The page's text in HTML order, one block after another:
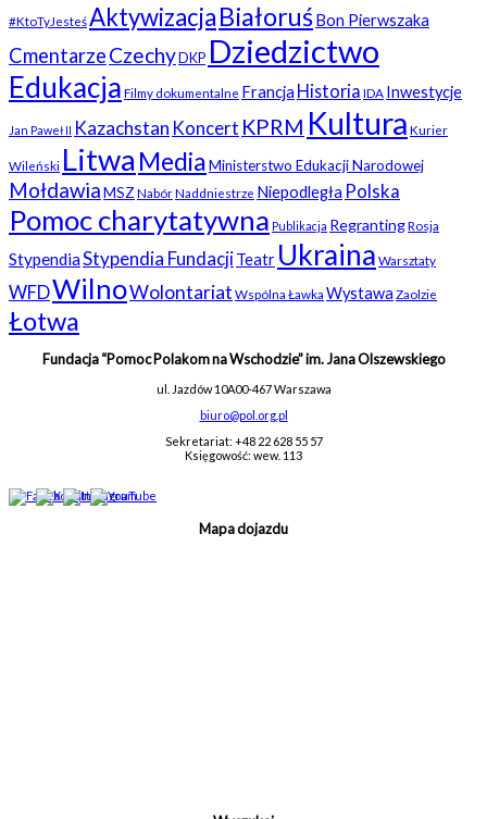
#KtoTyJesteśAktywizacjaBiałoruśBon Pierwszaka
CmentarzeCzechy DKP Dziedzictwo
Edukacja Filmy dokumentalne Francja Historia IDA Inwestycje
Jan Paweł II Kazachstan Koncert KPRM Kultura Kurier
Wileński Litwa MediaMinisterstwo Edukacji Narodowej
MołdawiaMSZ NabórNaddniestrze Niepodległa Polska
Pomoc charytatywna Publikacja RegrantingRosja
StypendiaStypendia FundacjiTeatr Ukraina Warsztaty
WFDWilnoWolontariat Wspólna Ławka Wystawa Zaolzie
Łotwa
Fundacja “Pomoc Polakom na Wschodzie” im. Jana Olszewskiego
ul. Jazdów 10A00-467 Warszawa
biuro@pol.org.pl
Sekretariat: +48 22 628 55 57
Księgowość: wew. 113
Mapa dojazdu